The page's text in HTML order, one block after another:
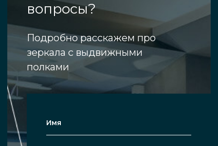
вопросы?
Подробно расскажем про
зеркала с выдвижными
полками